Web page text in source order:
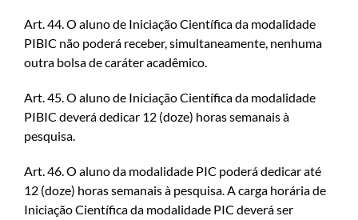
Art. 44. O aluno de Iniciação Científica da modalidade
PIBIC não poderá receber, simultaneamente, nenhuma
outra bolsa de caráter acadêmico.
Art. 45. O aluno de Iniciação Científica da modalidade
PIBIC deverá dedicar 12 (doze) horas semanais à
pesquisa.
Art. 46. O aluno da modalidade PIC poderá dedicar até
12 (doze) horas semanais à pesquisa. A carga horária de
Iniciação Científica da modalidade PIC deverá ser